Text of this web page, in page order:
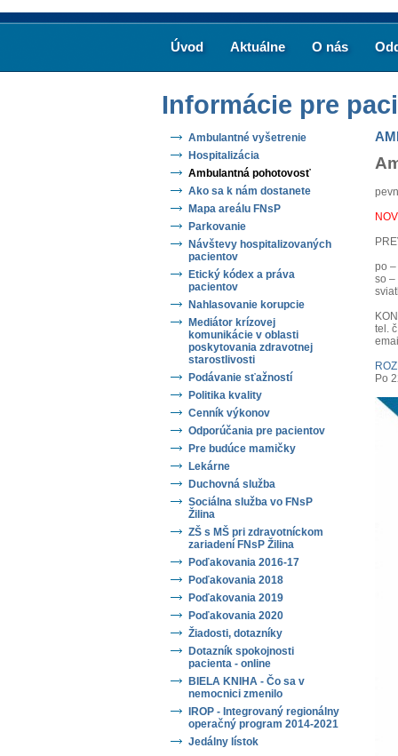
Úvod Aktuálne O nás
Informácie pre
Ambulantné vyšetrenie
Hospitalizácia
Ambulantná pohotovosť
Ako sa k nám dostanete
Mapa areálu FNsP
Parkovanie
Návštevy hospitalizovaných
pacientov
Etický kódex a práva
pacientov
Nahlasovanie korupcie
Mediátor krízovej
komunikácie v oblasti
poskytovania zdravotnej
starostlivosti
Podávanie sťažností
Politika kvality
Cenník výkonov
Odporúčania pre pacientov
Pre budúce mamičky
Lekárne
Duchovná služba
Sociálna služba vo FNsP
Žilina
ZŠ s MŠ pri zdravotníckom
zariadení FNsP Žilina
Poďakovania 2016-17
Poďakovania 2018
Poďakovania 2019
Poďakovania 2020
Žiadosti, dotazníky
Dotazník spokojnosti
pacienta - online
BIELA KNIHA - Čo sa v
nemocnici zmenilo
IROP - Integrovaný regionálny
operačný program 2014-2021
Jedálny lístok
po
so
tel.
Po